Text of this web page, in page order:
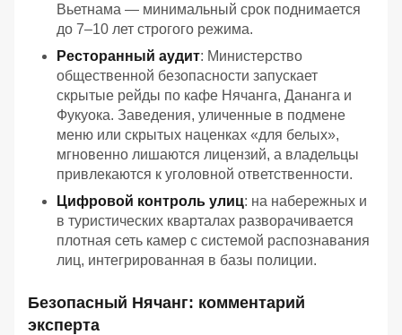
Вьетнама — минимальный срок поднимается
до 7–10 лет строгого режима.
Ресторанный аудит: Министерство
общественной безопасности запускает
скрытые рейды по кафе Нячанга, Дананга и
Фукуока. Заведения, уличенные в подмене
меню или скрытых наценках «для белых»,
мгновенно лишаются лицензий, а владельцы
привлекаются к уголовной ответственности.
Цифровой контроль улиц: на набережных и
в туристических кварталах разворачивается
плотная сеть камер с системой распознавания
лиц, интегрированная в базы полиции.
Безопасный Нячанг: комментарий
эксперта